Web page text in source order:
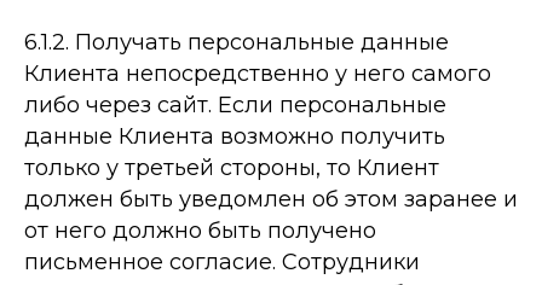
6.1.2. Получать персональные данные
Клиента непосредственно у него самого
либо через сайт. Если персональные
данные Клиента возможно получить
только у третьей стороны, то Клиент
должен быть уведомлен об этом заранее и
от него должно быть получено
письменное согласие. Сотрудники